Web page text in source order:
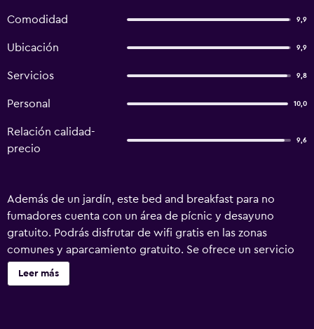
Comodidad 9,9
Ubicación 9,9
Servicios 9,8
Personal 10,0
Relación calidad-
precio
9,6
Además de un jardín, este bed and breakfast para no
fumadores cuenta con un área de pícnic y desayuno
gratuito. Podrás disfrutar de wifi gratis en las zonas
comunes y aparcamiento gratuito. Se ofrece un servicio
de limpieza a petición. Aspen Lodge ofrece 3
alojamientos, con acceso por pasillos exteriores y botella
Leer más